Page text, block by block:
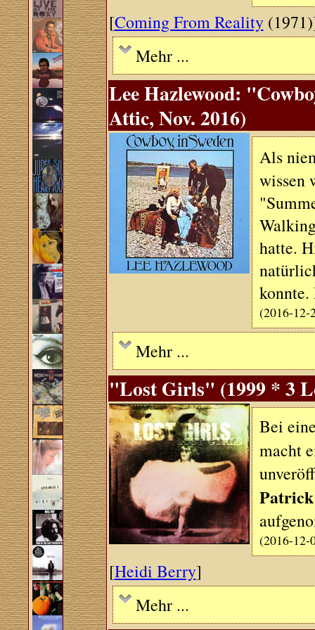
[Coming From Reality
Mehr ...
Lee Hazlewood:
Attic, Nov. 2016)
Als
wissen
hatte.
konnte.
(2016-12-
Mehr ...
"Lost Girls" (1999 * 3
Bei
macht
(2016-12-
[Heidi Berry]
Mehr ...